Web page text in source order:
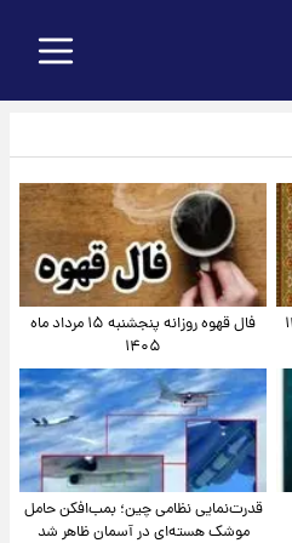
فال قهوه روزانه پنجشنبه ۱۵ مرداد ماه
۱۴۰۵
قدرت‌نمایی نظامی چین؛ بمب‌افکن حامل
موشک هسته‌ای در آسمان ظاهر شد